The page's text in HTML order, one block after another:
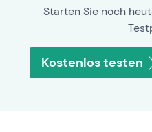
Starten Sie noch
Kostenlos testen